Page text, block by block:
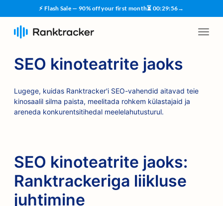
⚡ Flash Sale — 90% off your first month⏳ 00:29:55→
SEO kinoteatrite jaoks
Lugege, kuidas Ranktracker'i SEO-vahendid aitavad teie
kinosaalil silma paista, meelitada rohkem külastajaid ja
areneda konkurentsitihedal meelelahutusturul.
SEO kinoteatrite jaoks:
Ranktrackeriga liikluse
juhtimine